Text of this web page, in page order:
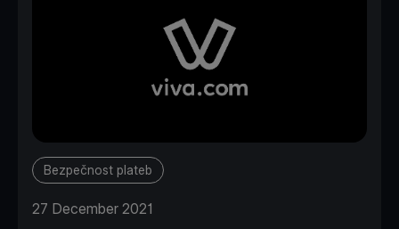
Bezpečnost plateb
27 December 2021